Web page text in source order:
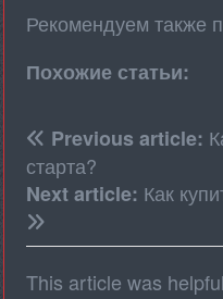
Рекомендуем также
Похожие статьи:
Previous article:
старта?
Next article: Как
This article was